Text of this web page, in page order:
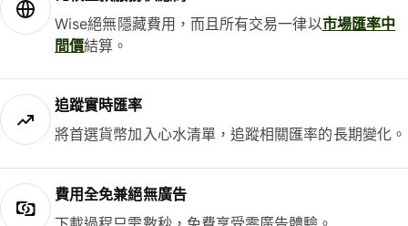
Wise絕無隱藏費用，而且所有交易一律以市場匯率中
間價結算。
追蹤實時匯率
將首選貨幣加入心水清單，追蹤相關匯率的長期變化。
費用全免兼絕無廣告